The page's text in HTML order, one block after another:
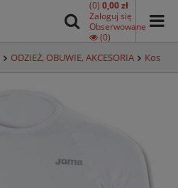
(0) 0,00 zł
Zaloguj się
Obserwowane
(0)
ODZIEŻ, OBUWIE, AKCESORIA